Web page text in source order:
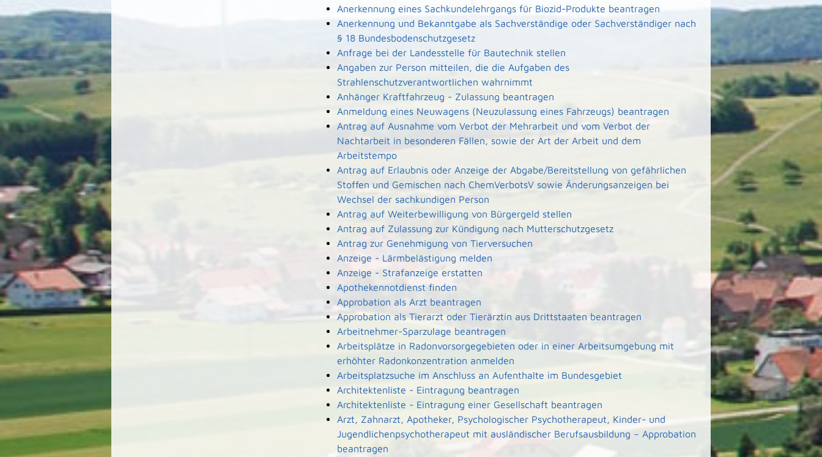
Anerkennung eines Sachkundelehrgangs für Biozid-Produkte beantragen
Anerkennung und Bekanntgabe als Sachverständige oder Sachverständiger nach
§ 18 Bundesbodenschutzgesetz
Anfrage bei der Landesstelle für Bautechnik stellen
Angaben zur Person mitteilen, die die Aufgaben des
Strahlenschutzverantwortlichen wahrnimmt
Anhänger Kraftfahrzeug - Zulassung beantragen
Anmeldung eines Neuwagens (Neuzulassung eines Fahrzeugs) beantragen
Antrag auf Ausnahme vom Verbot der Mehrarbeit und vom Verbot der
Nachtarbeit in besonderen Fällen, sowie der Art der Arbeit und dem
Arbeitstempo
Antrag auf Erlaubnis oder Anzeige der Abgabe/Bereitstellung von gefährlichen
Stoffen und Gemischen nach ChemVerbotsV sowie Änderungsanzeigen bei
Wechsel der sachkundigen Person
Antrag auf Weiterbewilligung von Bürgergeld stellen
Antrag auf Zulassung zur Kündigung nach Mutterschutzgesetz
Antrag zur Genehmigung von Tierversuchen
Anzeige - Lärmbelästigung melden
Anzeige - Strafanzeige erstatten
Apothekennotdienst finden
Approbation als Arzt beantragen
Approbation als Tierarzt oder Tierärztin aus Drittstaaten beantragen
Arbeitnehmer-Sparzulage beantragen
Arbeitsplätze in Radonvorsorgegebieten oder in einer Arbeitsumgebung mit
erhöhter Radonkonzentration anmelden
Arbeitsplatzsuche im Anschluss an Aufenthalte im Bundesgebiet
Architektenliste - Eintragung beantragen
Architektenliste - Eintragung einer Gesellschaft beantragen
Arzt, Zahnarzt, Apotheker, Psychologischer Psychotherapeut, Kinder- und
Jugendlichenpsychotherapeut mit ausländischer Berufsausbildung – Approbation
beantragen